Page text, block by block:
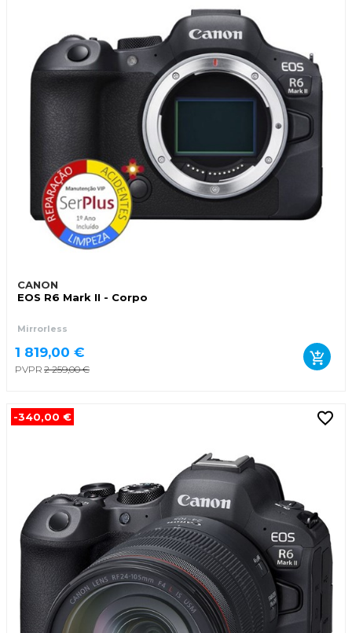
CANON
EOS R6 Mark II - Corpo
Mirrorless
1 819,00 €
PVPR 2 259,00 €
-340,00 €